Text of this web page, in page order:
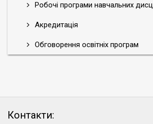
Робочі програми навчальних
Акредитація
Обговорення освітніх програм
Контакти: